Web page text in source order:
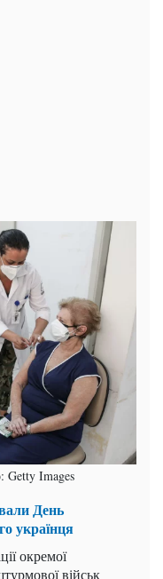
Getty Images
День
українця
окремої
військ